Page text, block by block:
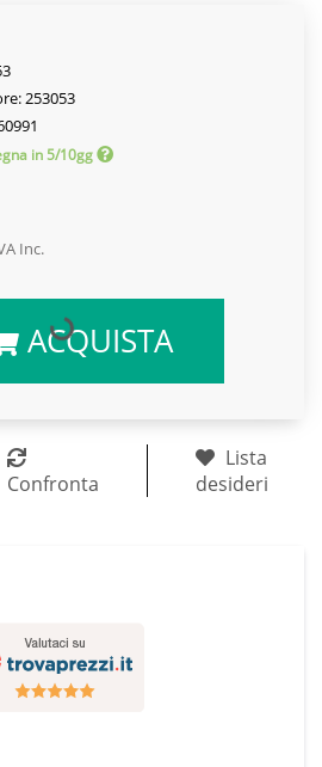
253053
in 5/10gg
Inc.
ACQUISTA
Confronta
Lista
desideri